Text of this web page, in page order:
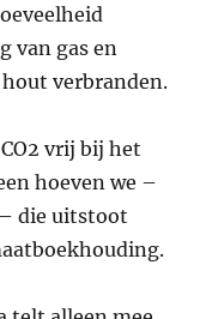
van gas en
verbranden.
vrij bij het
hoeven we –
die uitstoot